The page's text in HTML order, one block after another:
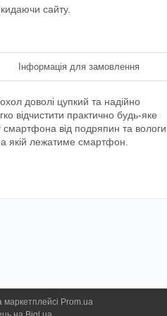
сайту.
Інформація для замовлення
доволі цупкий та надійно
відчистити практично будь-яке
від подряпин та
якій лежатиме смартфон.
Prom.ua